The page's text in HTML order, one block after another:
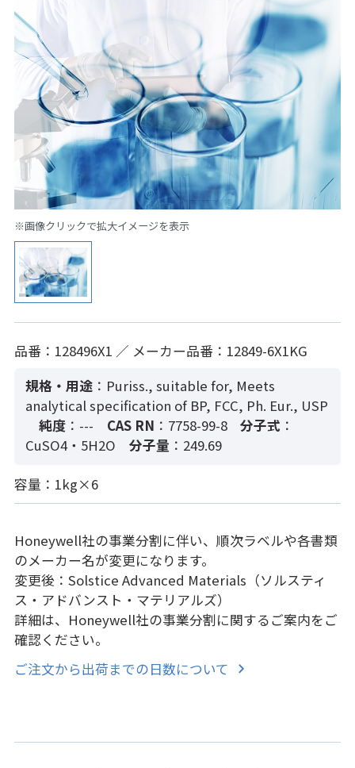
※画像クリックで拡大イメージを表示
品番：128496X1 ／ メーカー品番：12849-6X1KG
規格・用途 ：Puriss., suitable for, Meets
analytical specification of BP, FCC, Ph. Eur., USP
純度：--- CAS RN ：7758-99-8 分子式 ：
CuSO4・5H2O
分子量 ：249.69
容量：1kg×6
Honeywell社の事業分割に伴い、順次ラベルや各書類
のメーカー名が変更になります。
変更後：Solstice Advanced Materials（ソルスティ
ス・アドバンスト・マテリアルズ）
詳細は、Honeywell社の事業分割に関するご案内をご
確認ください。
ご注文から出荷までの日数について